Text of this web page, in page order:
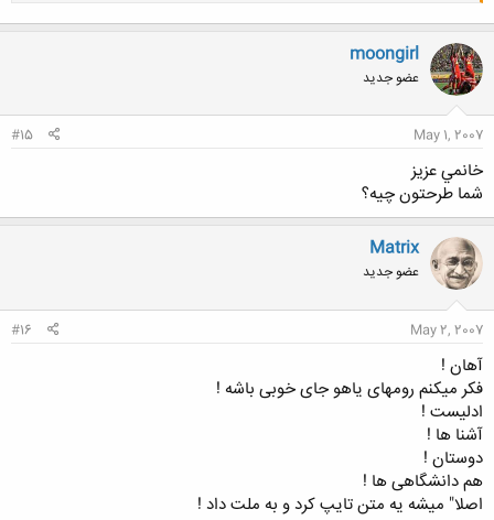
moongirl
عضو جدید
May 1, 2007
#15
خانمي عزيز
شما طرحتون چيه؟
Matrix
عضو جدید
May 2, 2007
#16
آهان !
فکر میکنم رومهای یاهو جای خوبی باشه !
ادلیست !
آشنا ها !
دوستان !
هم دانشگاهی ها !
اصلا" میشه یه متن تایپ کرد و به ملت داد !